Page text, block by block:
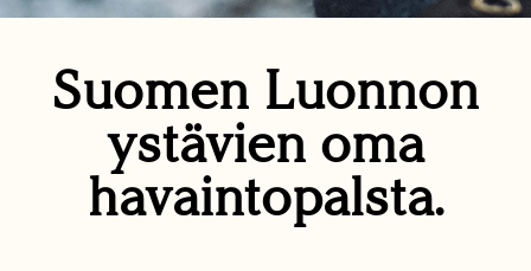
Suomen Luonnon
ystävien oma
havaintopalsta.